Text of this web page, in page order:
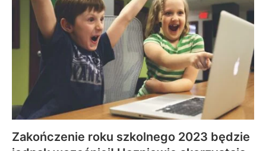
Zakończenie roku szkolnego 2023 będzie